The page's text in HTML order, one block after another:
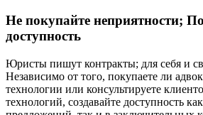
Не покупайте неприятности;
доступность
Юристы пишут контракты; для себя и
Независимо от того, покупаете ли
технологии или консультируете
технологий, создавайте доступность